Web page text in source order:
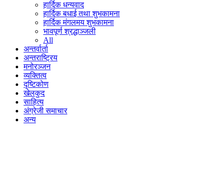
हार्दिक धन्यवाद
हार्दिक बधाई तथा शुभकामना
हार्दिक मंगलमय शुभकामना
भावपूर्ण श्रद्धाञ्जली
All
अन्तर्वार्ता
अन्तराष्ट्रिय
मनोरञ्जन
व्यक्तित्व
दृष्टिकोण
खेलकुद
साहित्य
अंग्रेजी समाचार
अन्य